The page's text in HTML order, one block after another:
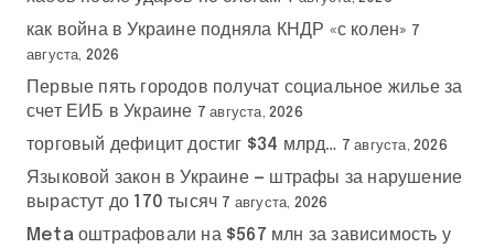
как война в Украине подняла КНДР «с колен» 7
августа, 2026
Первые пять городов получат социальное жилье за
счет ЕИБ в Украине 7 августа, 2026
торговый дефицит достиг $34 млрд… 7 августа, 2026
Языковой закон в Украине — штрафы за нарушение
вырастут до 170 тысяч 7 августа, 2026
Meta оштрафовали на $567 млн за зависимость у